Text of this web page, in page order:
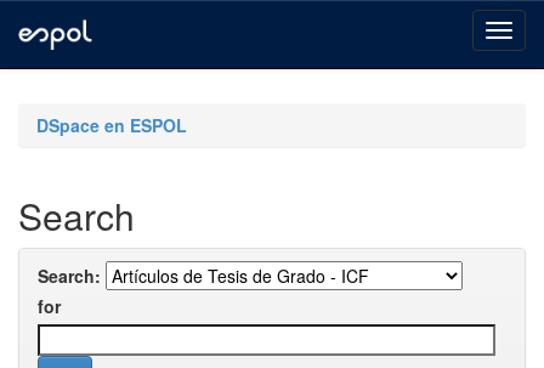
navigationDSpace en ESPOL
Search
Search:
for